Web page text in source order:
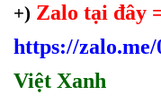
+) Zalo tại đây
https://zalo.me/
Việt Xanh